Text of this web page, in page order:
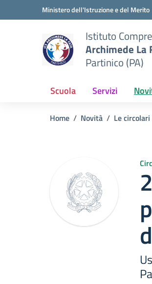
Vai ai contenuti
Vai al menu di navigazioneMinistero dell'Istruzione e del Merito
Istituto
Archimede La
Partinico (PA)
Scuola Servizi
Home Novità Le circolari